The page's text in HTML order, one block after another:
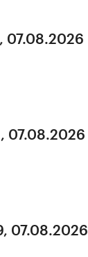
07.08.2026
07.08.2026
07.08.2026